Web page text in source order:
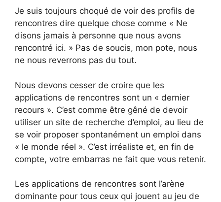
Je suis toujours choqué de voir des profils de
rencontres dire quelque chose comme « Ne
disons jamais à personne que nous avons
rencontré ici. » Pas de soucis, mon pote, nous
ne nous reverrons pas du tout.
Nous devons cesser de croire que les
applications de rencontres sont un « dernier
recours ». C’est comme être gêné de devoir
utiliser un site de recherche d’emploi, au lieu de
se voir proposer spontanément un emploi dans
« le monde réel ». C’est irréaliste et, en fin de
compte, votre embarras ne fait que vous retenir.
Les applications de rencontres sont l’arène
dominante pour tous ceux qui jouent au jeu de